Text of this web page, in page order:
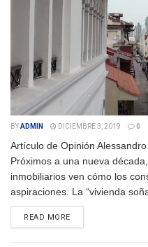
BYADMIN DICIEMBRE 3, 2019 0
Artículo de Opinión
Próximos a una nueva
inmobiliarios ven cómo los
aspiraciones. La “vivienda
READ MOREDETAILS